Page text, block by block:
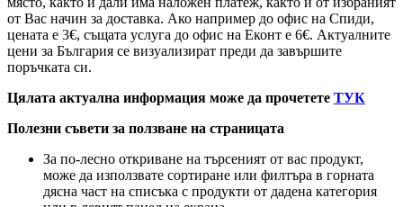
от Вас начин за доставка. Ако например до офис на Спиди,
цената е 3€, същата услуга до офис на Еконт е 6€. Актуалните
цени за България се визуализират преди да завършите
поръчката си.
Цялата актуална информация може да прочетете ТУК
Полезни съвети за ползване на страницата
За по-лесно откриване на търсеният от вас продукт,
може да използвате сортиране или филтъра в горната
дясна част на списъка с продукти от дадена категория